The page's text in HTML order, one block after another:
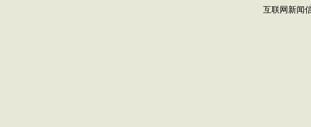
互联网新闻